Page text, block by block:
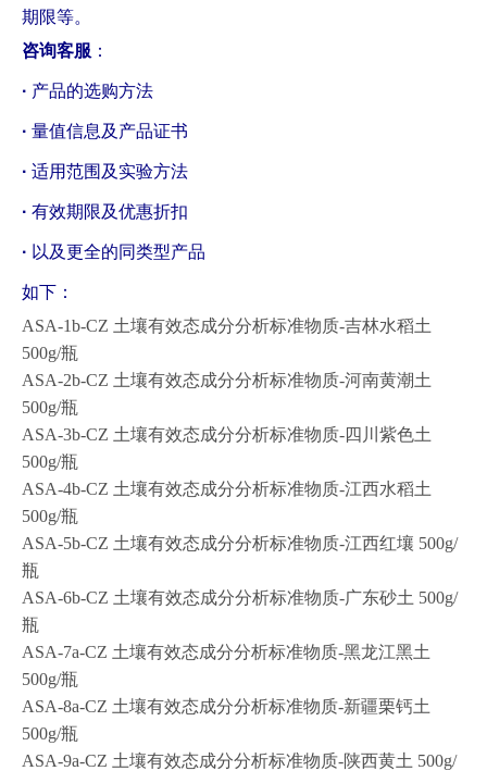
期限等。
咨询客服 ：
· 产品的选购方法
· 量值信息及产品证书
· 适用范围及实验方法
· 有效期限及优惠折扣
· 以及更全的同类型产品
如下：
ASA-1b-CZ 土壤有效态成分分析标准物质-吉林水稻土
500g/瓶
ASA-2b-CZ 土壤有效态成分分析标准物质-河南黄潮土
500g/瓶
ASA-3b-CZ 土壤有效态成分分析标准物质-四川紫色土
500g/瓶
ASA-4b-CZ 土壤有效态成分分析标准物质-江西水稻土
500g/瓶
ASA-5b-CZ 土壤有效态成分分析标准物质-江西红壤 500g/
瓶
ASA-6b-CZ 土壤有效态成分分析标准物质-广东砂土 500g/
瓶
ASA-7a-CZ 土壤有效态成分分析标准物质-黑龙江黑土
500g/瓶
ASA-8a-CZ 土壤有效态成分分析标准物质-新疆栗钙土
500g/瓶
ASA-9a-CZ 土壤有效态成分分析标准物质-陕西黄土 500g/